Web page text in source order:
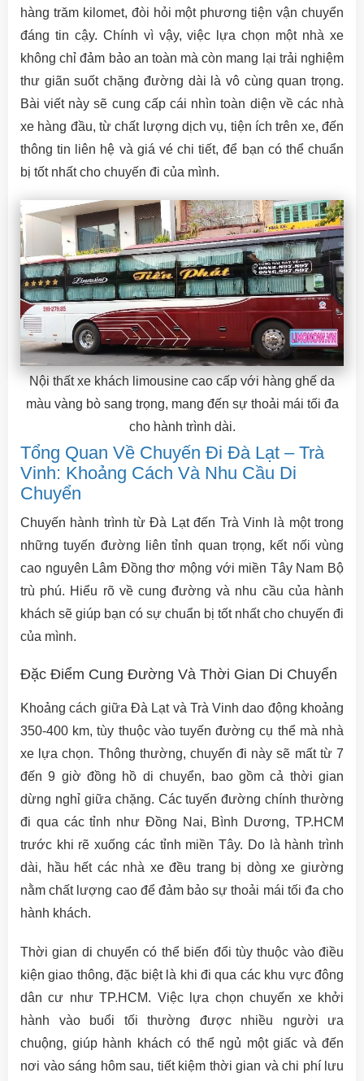
hàng trăm kilomet, đòi hỏi một phương tiện vận chuyển
đáng tin cậy. Chính vì vậy, việc lựa chọn một nhà xe
không chỉ đảm bảo an toàn mà còn mang lại trải nghiệm
thư giãn suốt chặng đường dài là vô cùng quan trọng.
Bài viết này sẽ cung cấp cái nhìn toàn diện về các nhà
xe hàng đầu, từ chất lượng dịch vụ, tiện ích trên xe, đến
thông tin liên hệ và giá vé chi tiết, để bạn có thể chuẩn
bị tốt nhất cho chuyến đi của mình.
Nội thất xe khách limousine cao cấp với hàng ghế da
màu vàng bò sang trọng, mang đến sự thoải mái tối đa
cho hành trình dài.
Tổng Quan Về Chuyến Đi Đà Lạt – Trà
Vinh: Khoảng Cách Và Nhu Cầu Di
Chuyển
Chuyến hành trình từ Đà Lạt đến Trà Vinh là một trong
những tuyến đường liên tỉnh quan trọng, kết nối vùng
cao nguyên Lâm Đồng thơ mộng với miền Tây Nam Bộ
trù phú. Hiểu rõ về cung đường và nhu cầu của hành
khách sẽ giúp bạn có sự chuẩn bị tốt nhất cho chuyến đi
của mình.
Đặc Điểm Cung Đường Và Thời Gian Di Chuyển
Khoảng cách giữa Đà Lạt và Trà Vinh dao động khoảng
350-400 km, tùy thuộc vào tuyến đường cụ thể mà nhà
xe lựa chọn. Thông thường, chuyến đi này sẽ mất từ 7
đến 9 giờ đồng hồ di chuyển, bao gồm cả thời gian
dừng nghỉ giữa chặng. Các tuyến đường chính thường
đi qua các tỉnh như Đồng Nai, Bình Dương, TP.HCM
trước khi rẽ xuống các tỉnh miền Tây. Do là hành trình
dài, hầu hết các nhà xe đều trang bị dòng xe giường
nằm chất lượng cao để đảm bảo sự thoải mái tối đa cho
hành khách.
Thời gian di chuyển có thể biến đổi tùy thuộc vào điều
kiện giao thông, đặc biệt là khi đi qua các khu vực đông
dân cư như TP.HCM. Việc lựa chọn chuyến xe khởi
hành vào buổi tối thường được nhiều người ưa
chuộng, giúp hành khách có thể ngủ một giấc và đến
nơi vào sáng hôm sau, tiết kiệm thời gian và chi phí lưu